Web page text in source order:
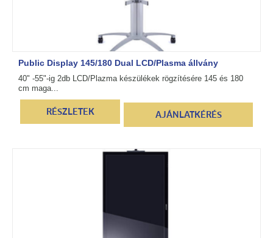
Public Display 145/180 Dual LCD/Plasma állvány
40" -55"-ig 2db LCD/Plazma készülékek rögzítésére 145 és 180
cm maga...
RÉSZLETEK AJÁNLATKÉRÉS